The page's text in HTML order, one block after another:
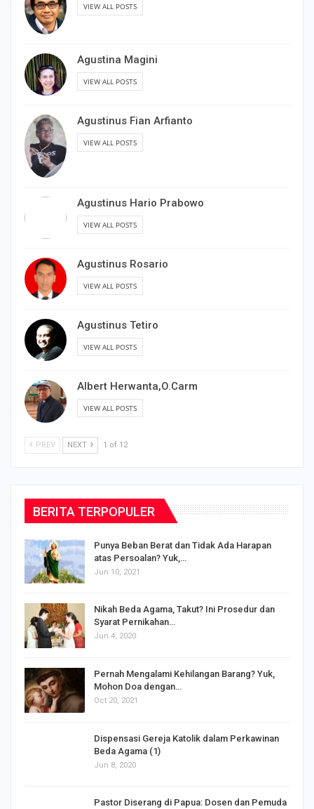
VIEW ALL POSTS
Agustina Magini
VIEW ALL POSTS
Agustinus Fian Arfianto
VIEW ALL POSTS
Agustinus Hario Prabowo
VIEW ALL POSTS
Agustinus Rosario
VIEW ALL POSTS
Agustinus Tetiro
VIEW ALL POSTS
Albert Herwanta,O.Carm
VIEW ALL POSTS
PREV NEXT 1 of 12
BERITA TERPOPULER
Punya Beban Berat dan Tidak Ada Harapan
atas Persoalan? Yuk,…
Jun 10, 2021
Nikah Beda Agama, Takut? Ini Prosedur dan
Syarat Pernikahan…
Jun 4, 2020
Pernah Mengalami Kehilangan Barang? Yuk,
Mohon Doa dengan…
Oct 20, 2021
Dispensasi Gereja Katolik dalam Perkawinan
Beda Agama (1)
Jun 8, 2020
Pastor Diserang di Papua: Dosen dan Pemuda